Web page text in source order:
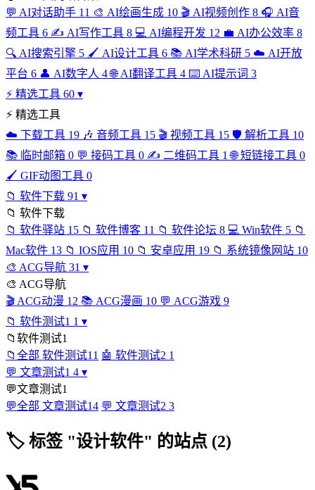
💬 AI对话助手 11 🎨 AI绘画生成 10 🎬 AI视频创作 8 🎧 AI音
频工具 6 ✍️ AI写作工具 8 💻 AI编程开发 12 💼 AI办公效率 8
🔍 AI搜索引擎 5 🖌️ AI设计工具 6 📚 AI学术科研 5 ☁️ AI开放
平台 6 👤 AI数字人 4 🌐 AI翻译工具 4 ⌨️ AI提示词 3
⚡ 精选工具 60 ▾
⚡ 精选工具
☁️ 下载工具 19 🎶 音频工具 15 🎬 视频工具 15 🛡️ 解析工具 10
📚 临时邮箱 0 💬 接码工具 0 ✍️ 二维码工具 1 🌐 短链接工具 0
🖌️ GIF动图工具 0
📁 软件下载 91 ▾
📁 软件下载
📁 软件驿站 15 📁 软件博客 11 📁 软件论坛 8 💻 Win软件 5 📁
Mac软件 13 📁 IOS应用 10 📁 安卓应用 19 📁 系统镜像网站 10
🎨 ACG导航 31 ▾
🎨 ACG导航
🎬 ACG动漫 12 📚 ACG漫画 10 💬 ACG游戏 9
📁 软件测试1 1 ▾
📁 软件测试1
📁 全部 软件测试1 1 🤖 软件测试2 1
💬 文章测试1 4 ▾
💬文章测试1
💬全部 文章测试14 💬 文章测试2 3
🏷 标签 "设计软件" 的站点 (2)